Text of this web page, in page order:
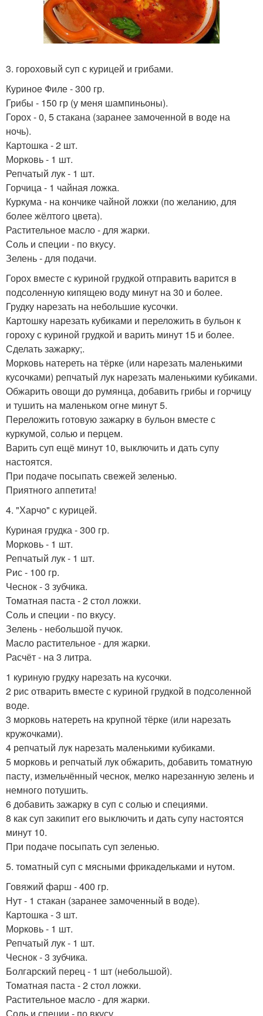
3. гороховый суп с курицей и грибами.
Куриное Филе - 300 гр.
Грибы - 150 гр (у меня шампиньоны).
Горох - 0, 5 стакана (заранее замоченной в воде на
ночь).
Картошка - 2 шт.
Морковь - 1 шт.
Репчатый лук - 1 шт.
Горчица - 1 чайная ложка.
Куркума - на кончике чайной ложки (по желанию, для
более жёлтого цвета).
Растительное масло - для жарки.
Соль и специи - по вкусу.
Зелень - для подачи.
Горох вместе с куриной грудкой отправить варится в
подсоленную кипящею воду минут на 30 и более.
Грудку нарезать на небольшие кусочки.
Картошку нарезать кубиками и переложить в бульон к
гороху с куриной грудкой и варить минут 15 и более.
Сделать зажарку;.
Морковь натереть на тёрке (или нарезать маленькими
кусочками) репчатый лук нарезать маленькими кубиками.
Обжарить овощи до румянца, добавить грибы и горчицу
и тушить на маленьком огне минут 5.
Переложить готовую зажарку в бульон вместе с
куркумой, солью и перцем.
Варить суп ещё минут 10, выключить и дать супу
настоятся.
При подаче посыпать свежей зеленью.
Приятного аппетита!
4. "Харчо" с курицей.
Куриная грудка - 300 гр.
Морковь - 1 шт.
Репчатый лук - 1 шт.
Рис - 100 гр.
Чеснок - 3 зубчика.
Томатная паста - 2 стол ложки.
Соль и специи - по вкусу.
Зелень - небольшой пучок.
Масло растительное - для жарки.
Расчёт - на 3 литра.
1 куриную грудку нарезать на кусочки.
2 рис отварить вместе с куриной грудкой в подсоленной
воде.
3 морковь натереть на крупной тёрке (или нарезать
кружочками).
4 репчатый лук нарезать маленькими кубиками.
5 морковь и репчатый лук обжарить, добавить томатную
пасту, измельчённый чеснок, мелко нарезанную зелень и
немного потушить.
6 добавить зажарку в суп с солью и специями.
8 как суп закипит его выключить и дать супу настоятся
минут 10.
При подаче посыпать суп зеленью.
5. томатный суп с мясными фрикадельками и нутом.
Говяжий фарш - 400 гр.
Нут - 1 стакан (заранее замоченный в воде).
Картошка - 3 шт.
Морковь - 1 шт.
Репчатый лук - 1 шт.
Чеснок - 3 зубчика.
Болгарский перец - 1 шт (небольшой).
Томатная паста - 2 стол ложки.
Растительное масло - для жарки.
Соль и специи - по вкусу.